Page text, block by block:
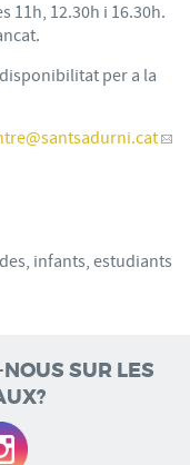
11h, 12.30h i 16.30h.
per a la
@santsadurni.cat
infants, estudiants
SUR LES